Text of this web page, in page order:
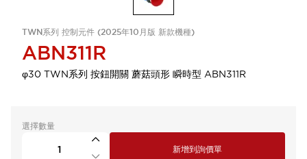
TWN系列 控制元件 (2025年10月版 新款機種)
ABN311R
φ30 TWN系列 按鈕開關 蘑菇頭形 瞬時型 ABN311R
選擇數量
新增到詢價單